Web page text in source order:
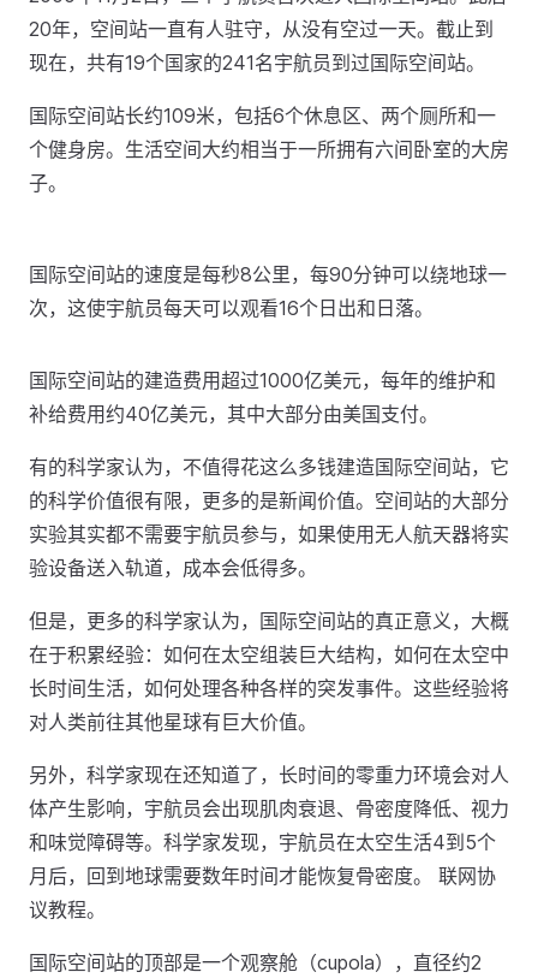
20年，空间站一直有人驻守，从没有空过一天。截止到
现在，共有19个国家的241名宇航员到过国际空间站。
国际空间站长约109米，包括6个休息区、两个厕所和一
个健身房。生活空间大约相当于一所拥有六间卧室的大房
子。
国际空间站的速度是每秒8公里，每90分钟可以绕地球一
次，这使宇航员每天可以观看16个日出和日落。
国际空间站的建造费用超过1000亿美元，每年的维护和
补给费用约40亿美元，其中大部分由美国支付。
有的科学家认为，不值得花这么多钱建造国际空间站，它
的科学价值很有限，更多的是新闻价值。空间站的大部分
实验其实都不需要宇航员参与，如果使用无人航天器将实
验设备送入轨道，成本会低得多。
但是，更多的科学家认为，国际空间站的真正意义，大概
在于积累经验：如何在太空组装巨大结构，如何在太空中
长时间生活，如何处理各种各样的突发事件。这些经验将
对人类前往其他星球有巨大价值。
另外，科学家现在还知道了，长时间的零重力环境会对人
体产生影响，宇航员会出现肌肉衰退、骨密度降低、视力
和味觉障碍等。科学家发现，宇航员在太空生活4到5个
月后，回到地球需要数年时间才能恢复骨密度。 联网协
议教程。
国际空间站的顶部是一个观察舱（cupola），直径约2